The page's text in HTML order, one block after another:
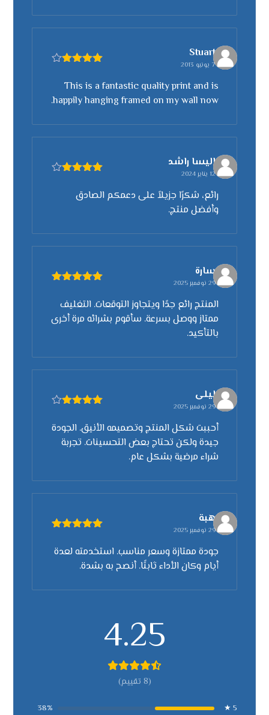
من 5
Stuart
7 يونيو 2013
This is a fantastic quality print and is
happily hanging framed on my wall now.
4
من 5
الیسا راشد
12 يناير 2024
رائع، شكرًا جزيلاً على دعمكم الصادق
وأفضل منتج.
من 5
سارة
29 نوفمبر 2025
المنتج رائع جدًا ويتجاوز التوقعات. التغليف
ممتاز ووصل بسرعة. سأقوم بشرائه مرة أخرى
بالتأكيد.
4من 5
ليلى
29 نوفمبر 2025
أحببت شكل المنتج وتصميمه الأنيق. الجودة
جيدة ولكن تحتاج بعض التحسينات. تجربة
شراء مرضية بشكل عام.
من 5
هبة
29 نوفمبر 2025
جودة ممتازة وسعر مناسب. استخدمته لعدة
أيام وكان الأداء ثابتًا. أنصح به بشدة.
4.25
(8 تقييم)
5 ★
38%